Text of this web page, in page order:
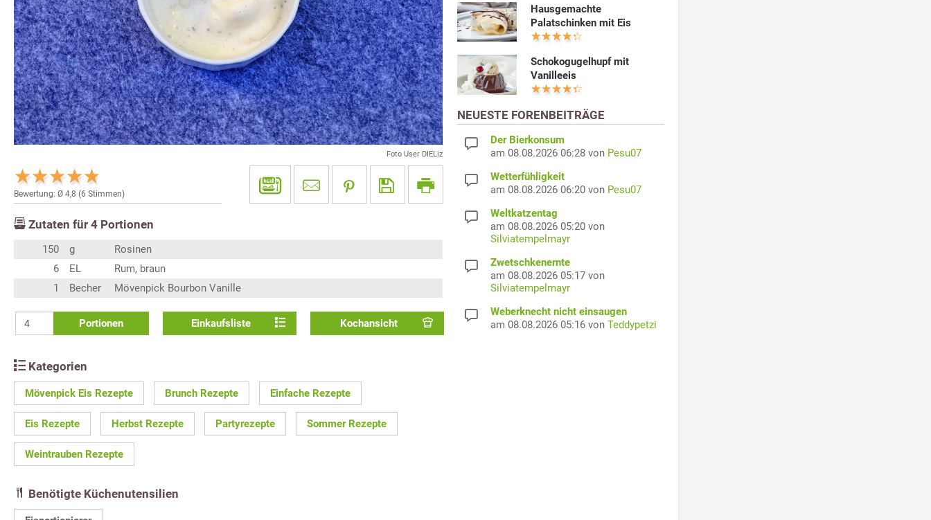
Foto User DIELiz
Bewertung: Ø 4,8 (6 Stimmen)
Zutaten für 4 Portionen
150 g
Rosinen
6
EL
Rum, braun
1
Becher Mövenpick Bourbon Vanille
Portionen Einkaufsliste Kochansicht
Kategorien
Mövenpick Eis Rezepte Brunch Rezepte Einfache Rezepte
Eis Rezepte Herbst Rezepte Partyrezepte Sommer Rezepte
Weintrauben Rezepte
Benötigte Küchenutensilien
Hausgemachte
Palatschinken mit Eis
Schokogugelhupf mit
Vanilleeis
NEUESTE FORENBEITRÄGE
Der Bierkonsum
am 08.08.2026 06:28 von Pesu07
Wetterfühligkeit
am 08.08.2026 06:20 von Pesu07
Weltkatzentag
am 08.08.2026 05:20 von
Silviatempelmayr
Zwetschkenernte
am 08.08.2026 05:17 von
Silviatempelmayr
Weberknecht nicht einsaugen
am 08.08.2026 05:16 von Teddypetzi